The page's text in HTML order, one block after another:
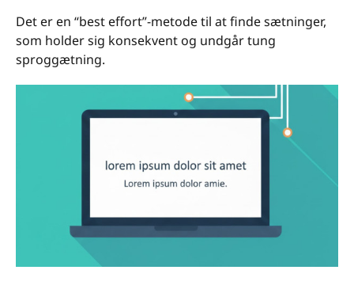
Det er en “best effort”-metode til at finde sætninger,
som holder sig konsekvent og undgår tung
sproggætning.